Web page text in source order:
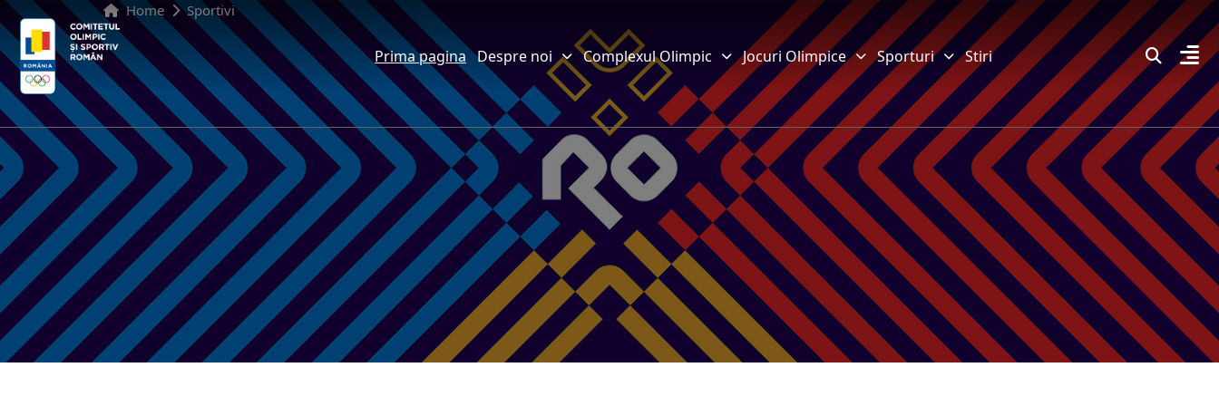
Prima pagina Despre noi Complexul Olimpic Jocuri Olimpice Sporturi Stiri
Home Sportivi